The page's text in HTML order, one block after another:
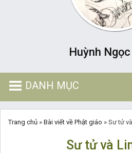
Huỳnh
DANH MỤC
Trang chủ » Bài viết về Phật giáo » Sư tử
Sư tử và